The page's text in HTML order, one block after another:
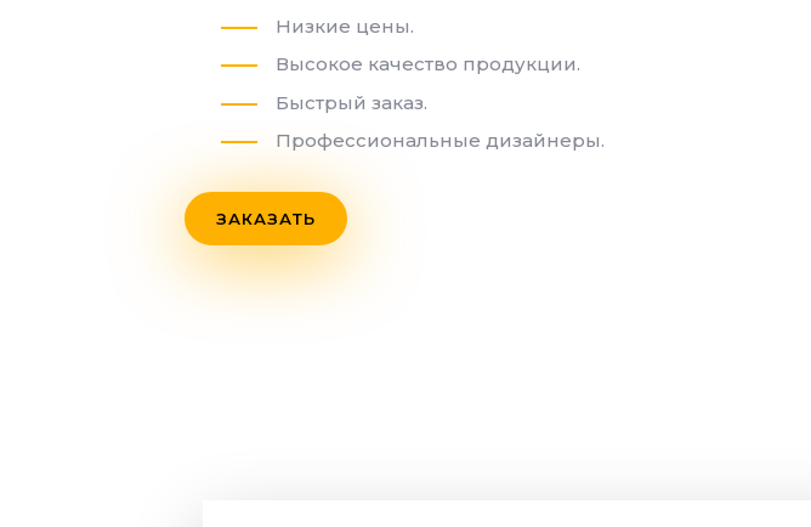
Низкие цены.
Высокое качество продукции.
Быстрый заказ.
Профессиональные дизайнеры.
ЗАКАЗАТЬ